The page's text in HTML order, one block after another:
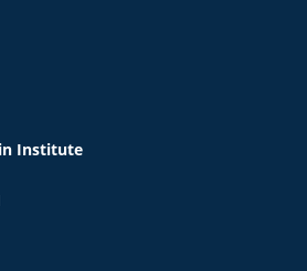
Institute